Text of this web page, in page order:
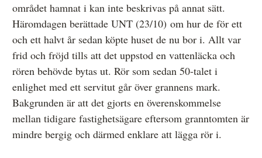
området hamnat i kan inte beskrivas på annat sätt.
Häromdagen berättade UNT (23/10) om hur de för ett
och ett halvt år sedan köpte huset de nu bor i. Allt var
frid och fröjd tills att det uppstod en vattenläcka och
rören behövde bytas ut. Rör som sedan 50-talet i
enlighet med ett servitut går över grannens mark.
Bakgrunden är att det gjorts en överenskommelse
mellan tidigare fastighetsägare eftersom granntomten är
mindre bergig och därmed enklare att lägga rör i.